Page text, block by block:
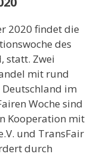
2020 findet die
des
statt. Zwei
mit rund
im
Woche sind
Kooperation mit
und TransFair
durch